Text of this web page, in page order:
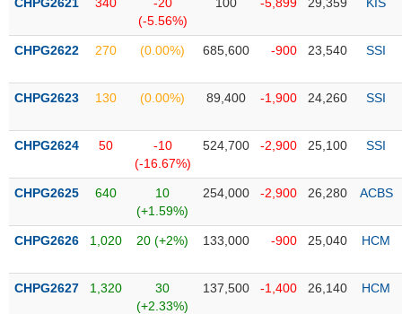
Tâm
thị
trường
(-5.56%)
CHPG2622 270 (0.00%) 685,600 -900 23,540 SSI
CHPG2623 130 (0.00%) 89,400 -1,900 24,260 SSI
CHPG2624 50
-10
(-16.67%)
524,700 -2,900 25,100 SSI
CHPG2625 640
10
(+1.59%)
254,000 -2,900 26,280 ACBS
CHPG2626 1,020 20 (+2%) 133,000 -900 25,040 HCM
CHPG2627 1,320
30
(+2.33%)
137,500 -1,400 26,140 HCM
DÙNG
THIẾT
YẾU
TIÊU
THIẾT
YẾU